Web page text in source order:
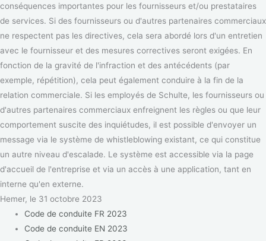
conséquences importantes pour les fournisseurs et/ou prestataires
de services. Si des fournisseurs ou d'autres partenaires commerciaux
ne respectent pas les directives, cela sera abordé lors d'un entretien
avec le fournisseur et des mesures correctives seront exigées. En
fonction de la gravité de l'infraction et des antécédents (par
exemple, répétition), cela peut également conduire à la fin de la
relation commerciale. Si les employés de Schulte, les fournisseurs ou
d'autres partenaires commerciaux enfreignent les règles ou que leur
comportement suscite des inquiétudes, il est possible d'envoyer un
message via le système de whistleblowing existant, ce qui constitue
un autre niveau d'escalade. Le système est accessible via la page
d'accueil de l'entreprise et via un accès à une application, tant en
interne qu'en externe.
Hemer, le 31 octobre 2023
Code de conduite FR 2023
Code de conduite EN 2023